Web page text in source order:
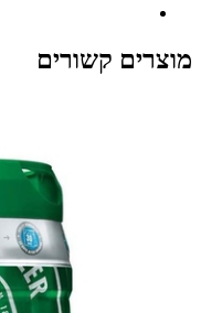
מוצרים קשורים